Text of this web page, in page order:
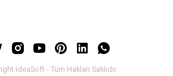
IdeaSoft - Tüm Hakları Saklıdır.